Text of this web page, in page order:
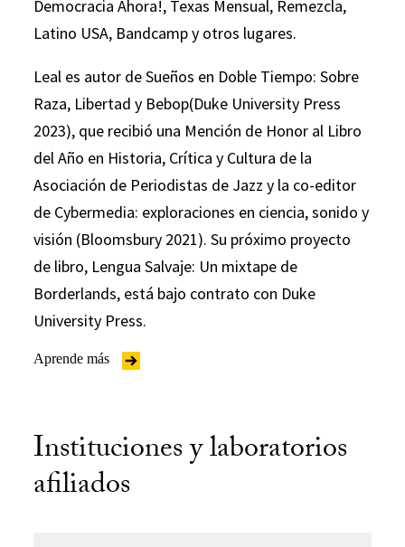
Democracia Ahora!, Texas Mensual, Remezcla,
Latino USA, Bandcamp y otros lugares.
Leal es autor de Sueños en Doble Tiempo: Sobre
Raza, Libertad y Bebop(Duke University Press
2023), que recibió una Mención de Honor al Libro
del Año en Historia, Crítica y Cultura de la
Asociación de Periodistas de Jazz y la co-editor
de Cybermedia: exploraciones en ciencia, sonido y
visión (Bloomsbury 2021). Su próximo proyecto
de libro, Lengua Salvaje: Un mixtape de
Borderlands, está bajo contrato con Duke
University Press.
Aprende más
Instituciones y laboratorios
afiliados